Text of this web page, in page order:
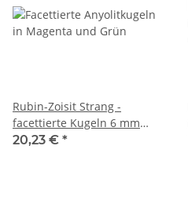
Rubin-Zoisit Strang -
facettierte Kugeln 6 mm
grün magenta, 39 cm /2745
20,23 € *